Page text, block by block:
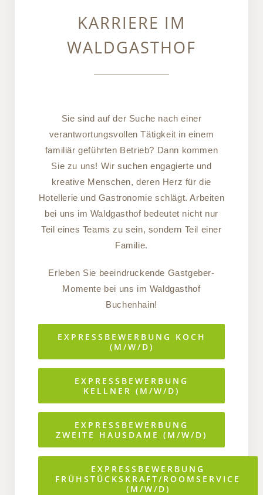
KARRIERE IM
WALDGASTHOF
Sie sind auf der Suche nach einer
verantwortungsvollen Tätigkeit in einem
familiär geführten Betrieb? Dann kommen
Sie zu uns! Wir suchen engagierte und
kreative Menschen, deren Herz für die
Hotellerie und Gastronomie schlägt. Arbeiten
bei uns im Waldgasthof bedeutet nicht nur
Teil eines Teams zu sein, sondern Teil einer
Familie.
Erleben Sie beeindruckende Gastgeber-
Momente bei uns im Waldgasthof
Buchenhain!
EXPRESSBEWERBUNG KOCH
(M/W/D)
EXPRESSBEWERBUNG
KELLNER (M/W/D)
EXPRESSBEWERBUNG
ZWEITE HAUSDAME (M/W/D)
EXPRESSBEWERBUNG
FRÜHSTÜCKSKRAFT/ROOMSERVICE
(M/W/D)